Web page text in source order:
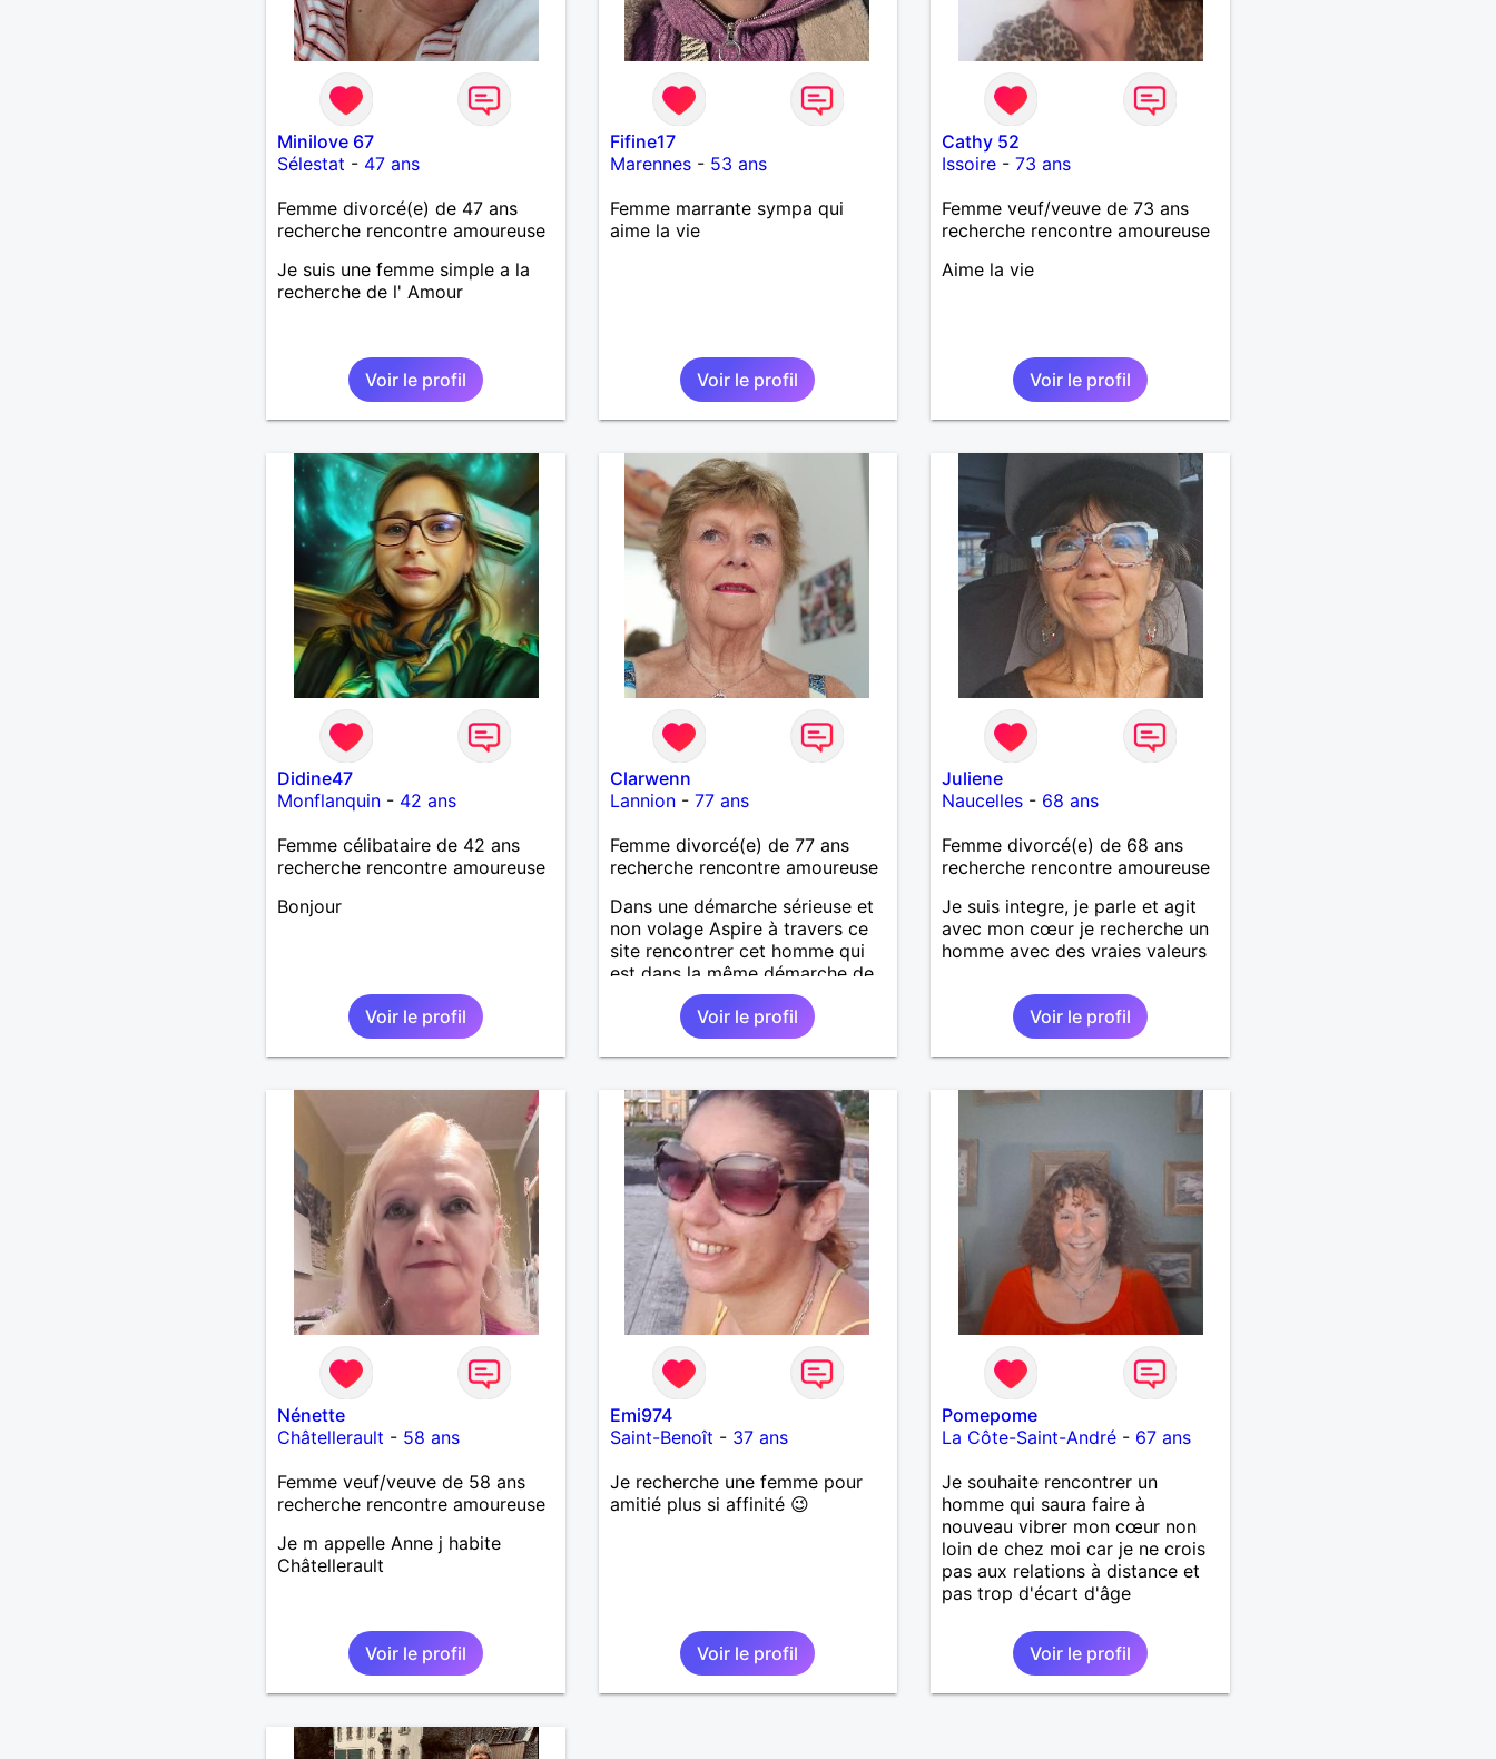
Minilove 67
Sélestat - 47 ans
Femme divorcé(e) de 47 ans
recherche rencontre amoureuse
Je suis une femme simple a la
recherche de l' Amour
Voir le profil
Fifine17
Marennes- 53 ans
Femme marrante sympa qui
aime la vie
Voir le profil
Cathy 52
Issoire -73 ans
Femme veuf/veuve de 73 ans
recherche rencontre amoureuse
Aime la vie
Voir le profil
Didine47
Monflanquin- 42 ans
Femme célibataire de 42 ans
recherche rencontre amoureuse
Bonjour
Voir le profil
Clarwenn
Lannion- 77 ans
Femme divorcé(e) de 77 ans
recherche rencontre amoureuse
Dans une démarche sérieuse et
non volage Aspire à travers ce
site rencontrer cet homme qui
est dans la même démarche de
sincérité et ce vouloir continuer
son chemin à deux. Dans le plus
grand respect, affection. Pour
une petite présentation D'un
blagueur affectueux fidèle.
Préférant échanger avec la
personne qui est dans la même
démarche Pour aboutir
éventuellement à une rencontre
en toute courtoisie. Il n'y a que
cette dernière de vraie. Je vous
dis peut-être à bientôt
Cordialement Pour aventures
ramasseurs de monnaie, je ne
suis pas des vôtres
Voir le profil
Juliene
Naucelles - 68 ans
Femme divorcé(e) de 68 ans
recherche rencontre amoureuse
Je suis integre, je parle et agit
avec mon cœur je recherche un
homme avec des vraies valeurs
Voir le profil
Nénette
Châtellerault - 58 ans
Femme veuf/veuve de 58 ans
recherche rencontre amoureuse
Je m appelle Anne j habite
Châtellerault
Voir le profil
Emi974
Saint-Benoît - 37 ans
Je recherche une femme pour
amitié plus si affinité 😉
Voir le profil
Pomepome
La Côte-Saint-André - 67 ans
Je souhaite rencontrer un
homme qui saura faire à
nouveau vibrer mon cœur non
loin de chez moi car je ne crois
pas aux relations à distance et
pas trop d'écart d'âge
Voir le profil